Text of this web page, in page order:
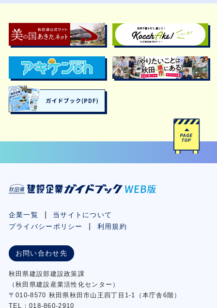
企業一覧
当サイトについて
プライバシーポリシー
利用規約
お問い合わせ先
秋⽥県建設部建設政策課
（秋⽥県建設産業活性化センター）
〒010-8570 秋田県秋田市⼭王四丁⽬1-1（本庁舎6階）
TEL：018-860-2910